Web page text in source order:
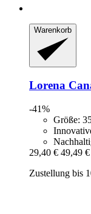
Warenkorb
Lorena
-41%
Größe:
29,40 € 49,49 €
Zustellung bis